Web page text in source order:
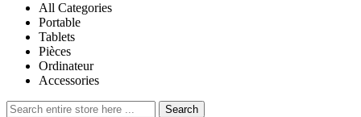
All Categories
Portable
Tablets
Pièces
Ordinateur
Accessories
Search